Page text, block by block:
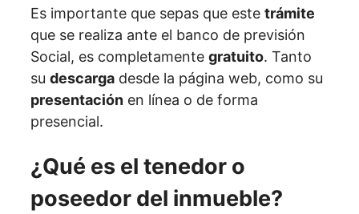
Es importante que sepas que este trámite
que se realiza ante el banco de previsión
Social, es completamente gratuito. Tanto
su descarga desde la página web, como su
presentación en línea o de forma
presencial.
¿Qué es el tenedor o
poseedor del inmueble?